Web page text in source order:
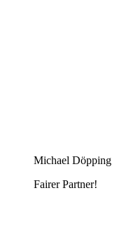
Michael Döpping
Fairer Partner!